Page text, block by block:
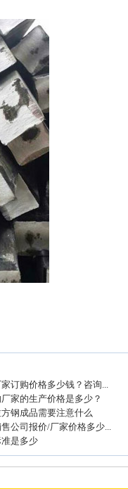
订购价格多少钱？咨询...
家的生产价格是多少？
钢成品需要注意什么
公司报价/厂家价格多少...
是多少